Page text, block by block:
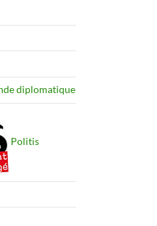
diplomatique
Politis